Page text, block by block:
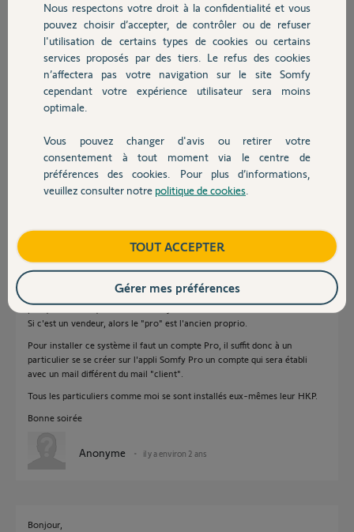
Chauffage
Autres produits
Devis avec un pro
Contact
Avez-vous déjà rencontré ce genre de problèmes ?
En vous remerciant pour votre aide.
JEROME H.
Participer au fil de discussion
Il ne faut pas confondre, vendeur Pro et installateur Pro.
Si c'est un installateur, bien sûr que si qu'il est en mesure d'intervenir
puisque c'est lui qui détient votre système.
Si c'est un vendeur, alors le "pro" est l'ancien proprio.
Pour installer ce système il faut un compte Pro, il suffit donc à un
particulier se se créer sur l'appli Somfy Pro un compte qui sera établi
avec un mail différent du mail "client".
Tous les particuliers comme moi se sont installés eux-mêmes leur HKP.
Bonne soirée
Anonyme il y a environ 2 ans
Bonjour,
Nous respectons votre droit à la confidentialité et vous
pouvez choisir d’accepter, de contrôler ou de refuser
l'utilisation de certains types de cookies ou certains
services proposés par des tiers. Le refus des cookies
n’affectera pas votre navigation sur le site Somfy
cependant votre expérience utilisateur sera moins
optimale.
Vous pouvez changer d'avis ou retirer votre
consentement à tout moment via le centre de
préférences des cookies. Pour plus d’informations,
veuillez consulter notre politique de cookies
TOUT ACCEPTER
Gérer mes préférences